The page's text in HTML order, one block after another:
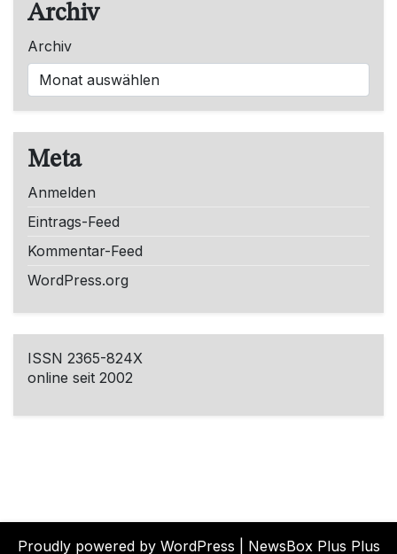
Archiv
Archiv
Meta
Anmelden
Eintrags-Feed
Kommentar-Feed
WordPress.org
ISSN 2365-824X
online seit 2002
Proudly powered by WordPress NewsBox Plus Plus